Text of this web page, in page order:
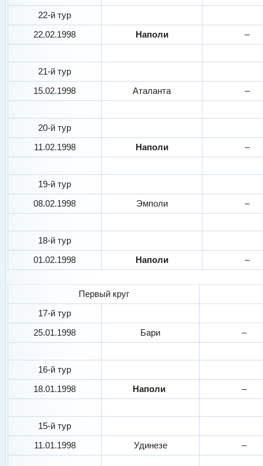
22-й тур
22.02.1998
Наполи –
21-й тур
15.02.1998
Аталанта –
20-й тур
11.02.1998
Наполи –
19-й тур
08.02.1998
Эмполи –
18-й тур
01.02.1998
Наполи –
Первый круг
17-й тур
25.01.1998
Бари –
16-й тур
18.01.1998
Наполи –
15-й тур
11.01.1998
Удинезе –